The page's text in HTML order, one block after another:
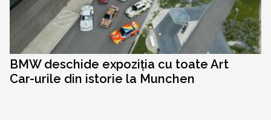
BMW deschide expoziția cu toate Art
Car-urile din istorie la Munchen